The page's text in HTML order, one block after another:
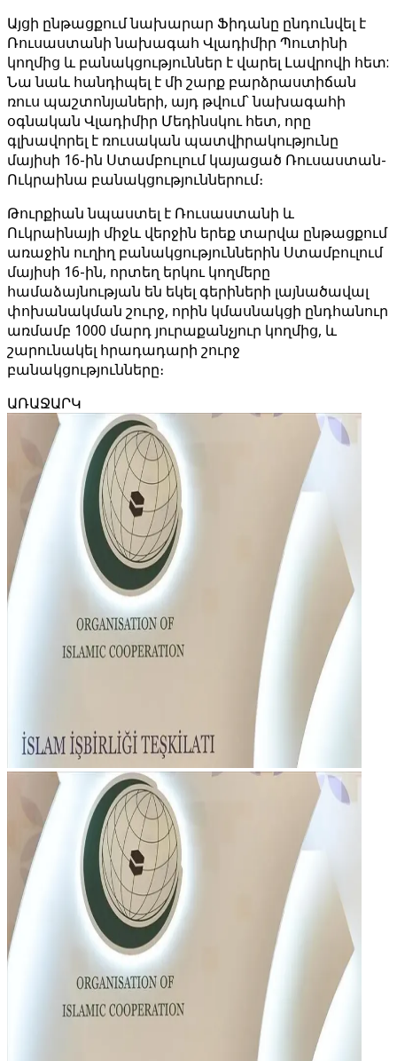
Այցի ընթացքում նախարար Ֆիդանը ընդունվել է
Ռուսաստանի նախագահ Վլադիմիր Պուտինի
կողմից և բանակցություններ է վարել Լավրովի հետ:
Նա նաև հանդիպել է մի շարք բարձրաստիճան
ռուս պաշտոնյաների, այդ թվում՝ նախագահի
օգնական Վլադիմիր Մեդինսկու հետ, որը
գլխավորել է ռուսական պատվիրակությունը
մայիսի 16-ին Ստամբուլում կայացած Ռուսաստան-
Ուկրաինա բանակցություններում։
Թուրքիան նպաստել է Ռուսաստանի և
Ուկրաինայի միջև վերջին երեք տարվա ընթացքում
առաջին ուղիղ բանակցություններին Ստամբուլում
մայիսի 16-ին, որտեղ երկու կողմերը
համաձայնության են եկել գերիների լայնածավալ
փոխանակման շուրջ, որին կմասնակցի ընդհանուր
առմամբ 1000 մարդ յուրաքանչյուր կողմից, և
շարունակել հրադադարի շուրջ
բանակցությունները։
ԱՌԱՋԱՐԿ